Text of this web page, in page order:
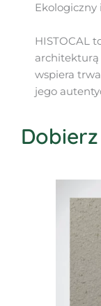
HISTOCAL
architekturą
wspiera
jego